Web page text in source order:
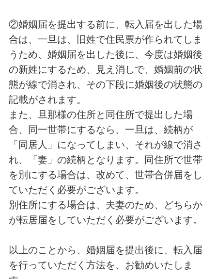
②婚姻届を提出する前に、転入届を出した場
合は、一旦は、旧姓で住民票が作られてしま
うため、婚姻届を出した後に、今度は婚姻後
の新姓にするため、見え消しで、婚姻前の状
態が線で消され、その下段に婚姻後の状態の
記載がされます。
また、旦那様の住所と同住所で提出した場
合、同一世帯にするなら、一旦は、続柄が
「同居人」になってしまい、それが線で消さ
れ、「妻」の続柄となります。同住所で世帯
を別にする場合は、改めて、世帯合併届をし
ていただく必要がございます。
別住所にする場合は、夫妻のため、どちらか
が転居届をしていただく必要がございます。
以上のことから、婚姻届を提出後に、転入届
を行っていただく方法を、お勧めいたしま